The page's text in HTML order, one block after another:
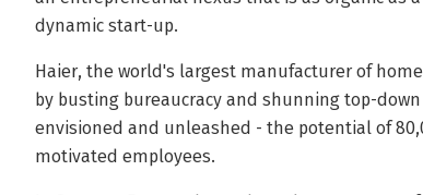
dynamic start-up.
Haier, the world's largest manufacturer of
by busting bureaucracy and shunning top-
envisioned and unleashed - the potential of
motivated employees.